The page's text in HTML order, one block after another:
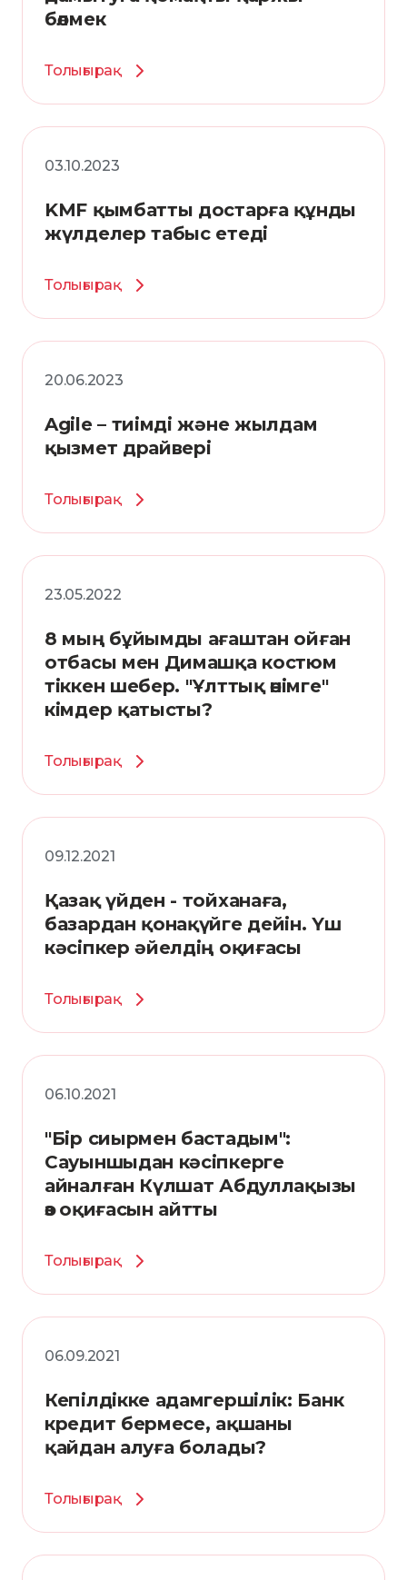
бөлмек
Толығырақ
03.10.2023
KMF қымбатты достарға құнды
жүлделер табыс етеді
Толығырақ
20.06.2023
Agile – тиімді және жылдам
қызмет драйвері
Толығырақ
23.05.2022
8 мың бұйымды ағаштан ойған
отбасы мен Димашқа костюм
тіккен шебер. "Ұлттық өнімге"
кімдер қатысты?
Толығырақ
09.12.2021
Қазақ үйден - тойханаға,
базардан қонақүйге дейін. Үш
кәсіпкер әйелдің оқиғасы
Толығырақ
06.10.2021
"Бір сиырмен бастадым":
Сауыншыдан кәсіпкерге
айналған Күлшат Абдуллақызы
өз оқиғасын айтты
Толығырақ
06.09.2021
Кепілдікке адамгершілік: Банк
кредит бермесе, ақшаны
қайдан алуға болады?
Толығырақ